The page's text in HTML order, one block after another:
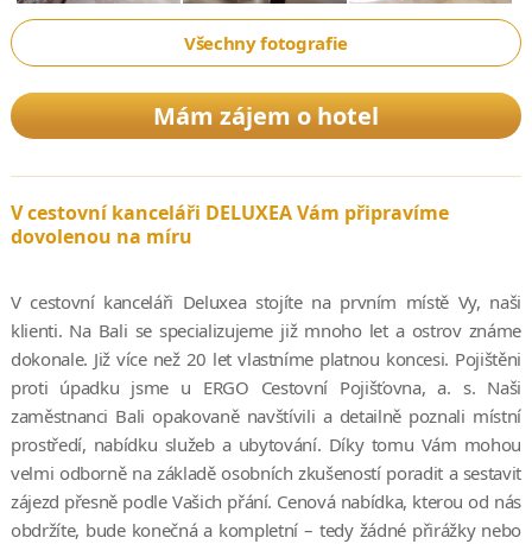
Všechny fotografie
Mám zájem o hotel
V cestovní kanceláři DELUXEA Vám připravíme
dovolenou na míru
V cestovní kanceláři Deluxea stojíte na prvním místě Vy, naši
klienti. Na Bali se specializujeme již mnoho let a ostrov známe
dokonale. Již více než 20 let vlastníme platnou koncesi. Pojištěni
proti úpadku jsme u ERGO Cestovní Pojišťovna, a. s. Naši
zaměstnanci Bali opakovaně navštívili a detailně poznali místní
prostředí, nabídku služeb a ubytování. Díky tomu Vám mohou
velmi odborně na základě osobních zkušeností poradit a sestavit
zájezd přesně podle Vašich přání. Cenová nabídka, kterou od nás
obdržíte, bude konečná a kompletní – tedy žádné přirážky nebo